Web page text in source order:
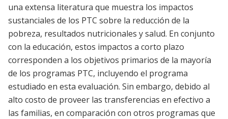
una extensa literatura que muestra los impactos
sustanciales de los PTC sobre la reducción de la
pobreza, resultados nutricionales y salud. En conjunto
con la educación, estos impactos a corto plazo
corresponden a los objetivos primarios de la mayoría
de los programas PTC, incluyendo el programa
estudiado en esta evaluación. Sin embargo, debido al
alto costo de proveer las transferencias en efectivo a
las familias, en comparación con otros programas que